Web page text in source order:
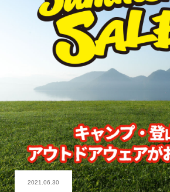
2021.06.30